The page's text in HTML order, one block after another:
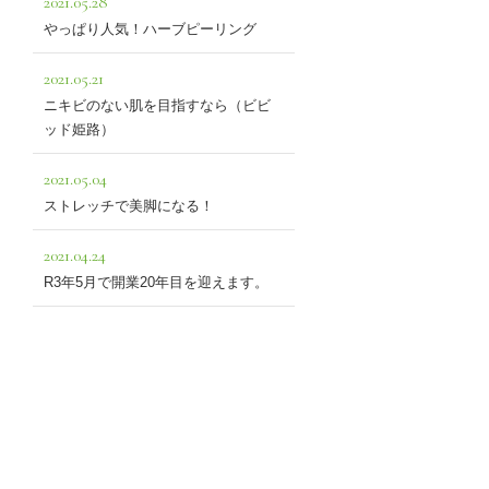
やっぱり人気！ハーブピーリング
2021.05.21
ニキビのない肌を目指すなら（ビビ
ッド姫路）
2021.05.04
ストレッチで美脚になる！
2021.04.24
R3年5月で開業20年目を迎えます。